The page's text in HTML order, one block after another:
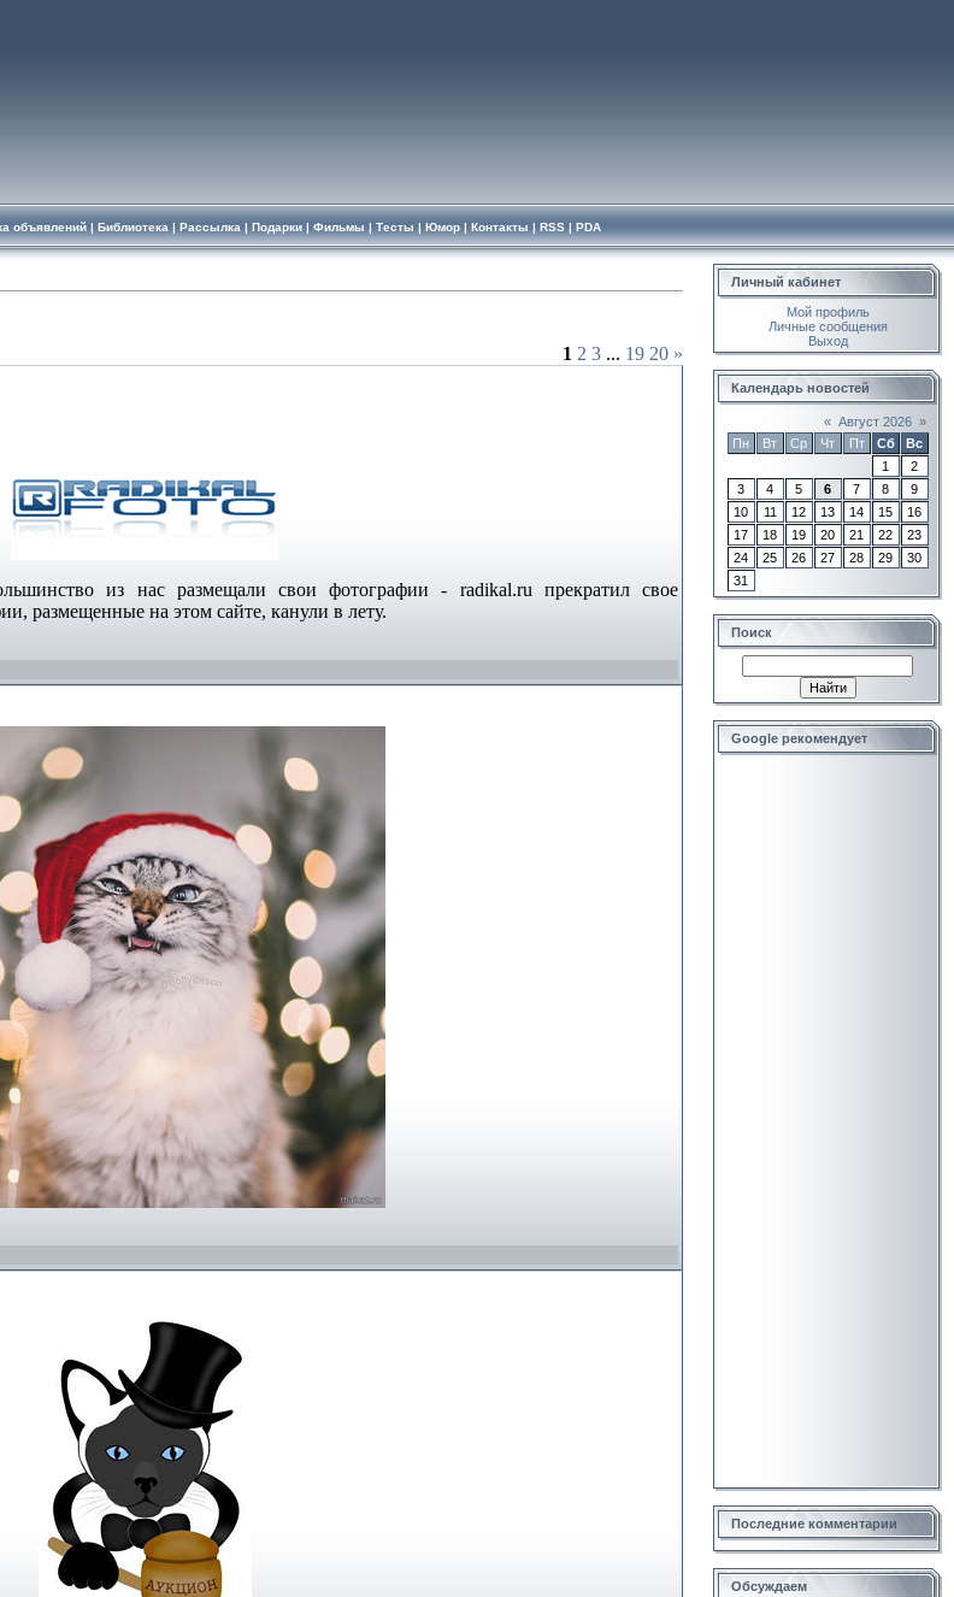
объявлений| Библиотека | Рассылка | Подарки| Фильмы | Тесты | Юмор| Контакты | RSS| PDA
1 2 3 ... 19 20 »
из нас размещали свои фотографии - radikal.ru прекратил свое
размещенные на этом сайте, канули в лету.
Личный кабинет
Мой профиль
Личные сообщения
Выход
Календарь новостей
« Август 2026 »
Пн
Вт Ср Чт Пт Сб
Вс
1
2
3
4 5 6 7 8
9
10
11 12 13 14 15
16
17
18 19 20 21 22
23
24
25 26 27 28 29
30
31
Поиск
Google рекомендует
Последние комментарии
Обсуждаем